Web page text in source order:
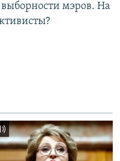
мэров. На